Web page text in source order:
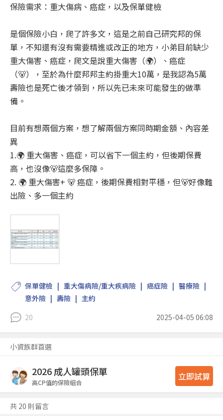
保險需求：重大傷病、癌症，以及保單健檢
是個保險小白，爬了許多文，這是之前自己研究邦的保
單，不知還有沒有需要精進或改正的地方，小弟目前缺少
重大傷害、癌症，爬文是說重大傷害（🌍）、癌症
（🐻），至於為什麼邦邦主約掛重大10萬，是我認為5萬
壽險也是死亡後才領到，所以先已未來可能發生的做準
備。
目前有想兩個方案，想了解兩個方案同時期金額、內容差
異
1.🌍 重大傷害、癌症，可以省下一個主約，但後期保費
高，也沒像🐻這麼多保障。
2. 🌍 重大傷害+ 🐻 癌症，後期保費相對平穩，但🐻好像難
出險、多一個主約
保單健檢 重大傷病險/重大疾病險 癌症險
醫療險
意外險
壽險
主約
20
2025-04-05 06:08
小資族群首選
2026 成人罐頭保單
高CP值的保險組合
立即試算
共 20 則留言